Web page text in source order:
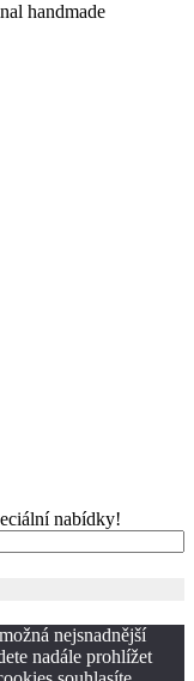
nabídky!
nejsnadnější
nadále prohlížet